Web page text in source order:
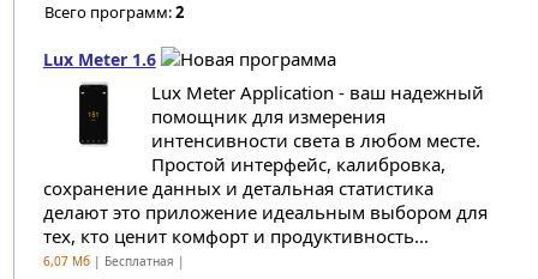
Всего программ:2
Lux Meter 1.6
Lux Meter Application - ваш надежный
помощник для измерения
интенсивности света в любом месте.
Простой интерфейс, калибровка,
сохранение данных и детальная статистика
делают это приложение идеальным выбором для
тех, кто ценит комфорт и продуктивность...
6,07 Мб| Бесплатная |